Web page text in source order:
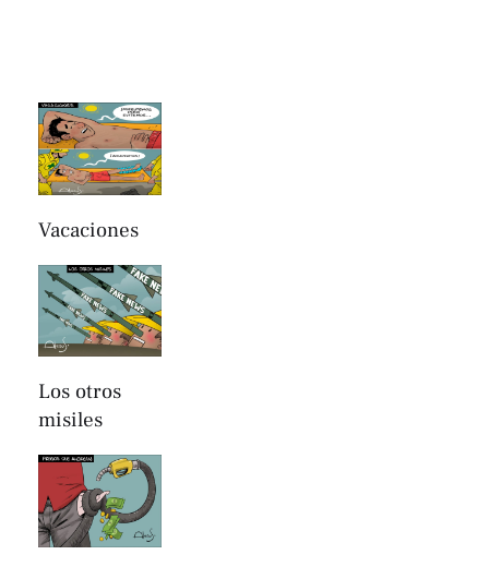
Vacaciones
Los otros
misiles